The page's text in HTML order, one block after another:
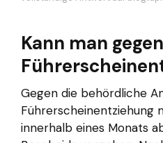
Kann man gegen
Gegen die behördliche
Führerscheinentziehung
innerhalb eines Monats